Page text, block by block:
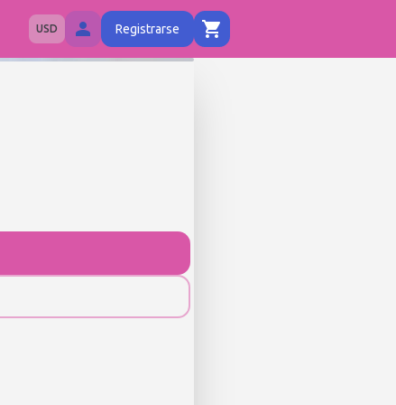
USD Registrarse